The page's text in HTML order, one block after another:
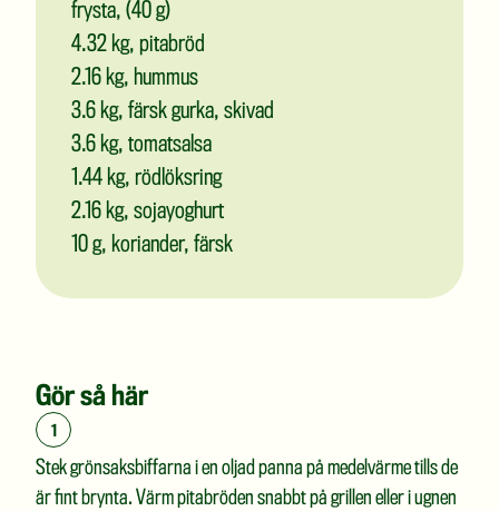
frysta, (40 g)
4.32 kg, pitabröd
2.16 kg, hummus
3.6 kg, färsk gurka, skivad
3.6 kg, tomatsalsa
1.44 kg, rödlöksring
2.16 kg, sojayoghurt
10 g, koriander, färsk
Gör så här
Stek grönsaksbiffarna i en oljad panna på medelvärme tills de
är fint brynta. Värm pitabröden snabbt på grillen eller i ugnen